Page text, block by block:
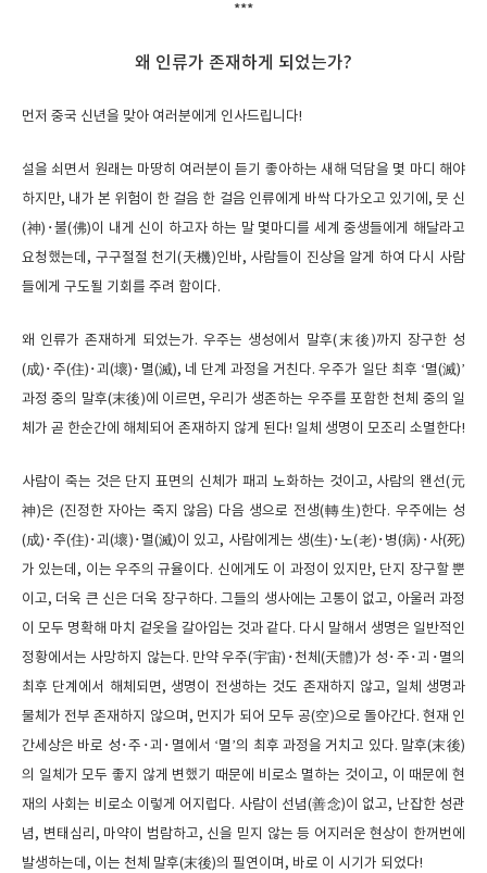
***
왜 인류가 존재하게 되었는가?
먼저 중국 신년을 맞아 여러분에게 인사드립니다!
설을 쇠면서 원래는 마땅히 여러분이 듣기 좋아하는 새해 덕담을 몇 마디 해야
하지만, 내가 본 위험이 한 걸음 한 걸음 인류에게 바싹 다가오고 있기에, 뭇 신
(神)･불(佛)이 내게 신이 하고자 하는 말 몇마디를 세계 중생들에게 해달라고
요청했는데, 구구절절 천기(天機)인바, 사람들이 진상을 알게 하여 다시 사람
들에게 구도될 기회를 주려 함이다.
왜 인류가 존재하게 되었는가. 우주는 생성에서 말후(末後)까지 장구한 성
(成)･주(住)･괴(壞)･멸(滅), 네 단계 과정을 거친다. 우주가 일단 최후 ‘멸(滅)’
과정 중의 말후(末後)에 이르면, 우리가 생존하는 우주를 포함한 천체 중의 일
체가 곧 한순간에 해체되어 존재하지 않게 된다! 일체 생명이 모조리 소멸한다!
사람이 죽는 것은 단지 표면의 신체가 패괴 노화하는 것이고, 사람의 왠선(元
神)은 (진정한 자아는 죽지 않음) 다음 생으로 전생(轉生)한다. 우주에는 성
(成)･주(住)･괴(壞)･멸(滅)이 있고, 사람에게는 생(生)･노(老)･병(病)･사(死)
가 있는데, 이는 우주의 규율이다. 신에게도 이 과정이 있지만, 단지 장구할 뿐
이고, 더욱 큰 신은 더욱 장구하다. 그들의 생사에는 고통이 없고, 아울러 과정
이 모두 명확해 마치 겉옷을 갈아입는 것과 같다. 다시 말해서 생명은 일반적인
정황에서는 사망하지 않는다. 만약 우주(宇宙)･천체(天體)가 성･주･괴･멸의
최후 단계에서 해체되면, 생명이 전생하는 것도 존재하지 않고, 일체 생명과
물체가 전부 존재하지 않으며, 먼지가 되어 모두 공(空)으로 돌아간다. 현재 인
간세상은 바로 성･주･괴･멸에서 ‘멸’의 최후 과정을 거치고 있다. 말후(末後)
의 일체가 모두 좋지 않게 변했기 때문에 비로소 멸하는 것이고, 이 때문에 현
재의 사회는 비로소 이렇게 어지럽다. 사람이 선념(善念)이 없고, 난잡한 성관
념, 변태심리, 마약이 범람하고, 신을 믿지 않는 등 어지러운 현상이 한꺼번에
발생하는데, 이는 천체 말후(末後)의 필연이며, 바로 이 시기가 되었다!